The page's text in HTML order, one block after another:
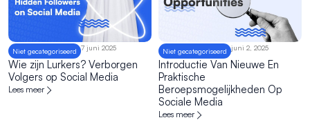
Niet gecategoriseerd 7 juni 2025
Wie zijn Lurkers? Verborgen
Volgers op Social Media
Lees meer
Niet gecategoriseerd juni 2, 2025
Introductie Van Nieuwe En
Praktische
Beroepsmogelijkheden Op
Sociale Media
Lees meer